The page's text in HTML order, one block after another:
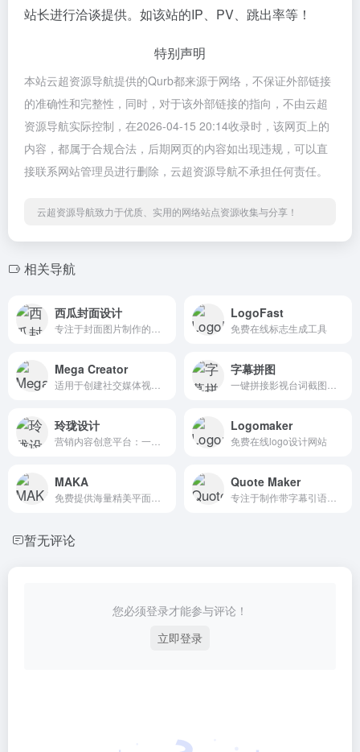
站长进行洽谈提供。如该站的IP、PV、跳出率等！
特别声明
本站云超资源导航提供的Qurb都来源于网络，不保证外部链接
的准确性和完整性，同时，对于该外部链接的指向，不由云超
资源导航实际控制，在2026-04-15 20:14收录时，该网页上的
内容，都属于合规合法，后期网页的内容如出现违规，可以直
接联系网站管理员进行删除，云超资源导航不承担任何责任。
云超资源导航致力于优质、实用的网络站点资源收集与分享！
相关导航
西瓜封面设计 LogoFast
免费在线标志生成工具
Mega Creator 字幕拼图
玲珑设计 Logomaker
免费在线logo设计网站
MAKA Quote Maker
暂无评论
您必须登录才能参与评论！
立即登录